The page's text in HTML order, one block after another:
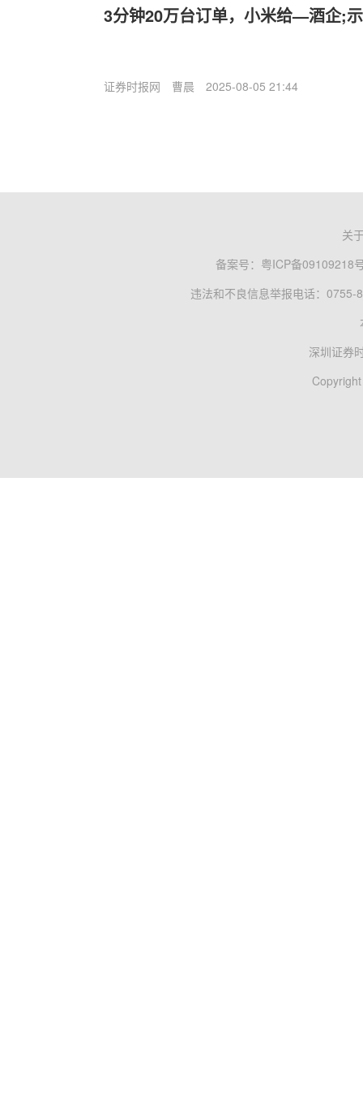
3分钟20万台订单，小米给—酒企;
证券时报网 曹晨 2025-08-05 21:44
关
备案号： 粤ICP备09109218
违法和不良信息举报电话：0755-
深圳证券